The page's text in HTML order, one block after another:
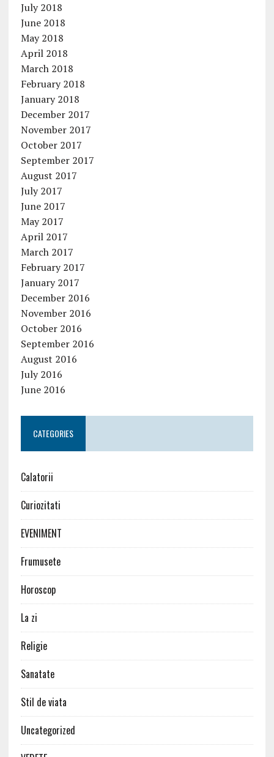
July 2018
June 2018
May 2018
April 2018
March 2018
February 2018
January 2018
December 2017
November 2017
October 2017
September 2017
August 2017
July 2017
June 2017
May 2017
April 2017
March 2017
February 2017
January 2017
December 2016
November 2016
October 2016
September 2016
August 2016
July 2016
June 2016
CATEGORIES
Calatorii
Curiozitati
EVENIMENT
Frumusete
Horoscop
La zi
Religie
Sanatate
Stil de viata
Uncategorized